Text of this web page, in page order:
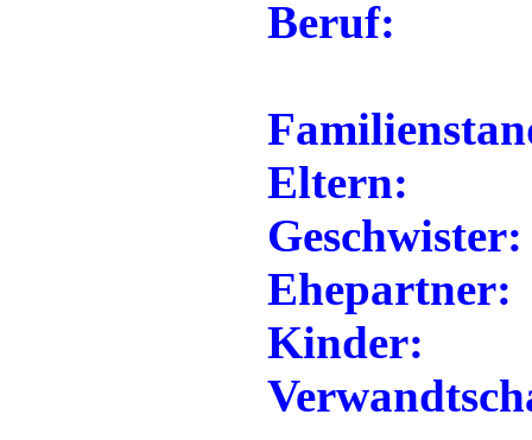
Beruf:
Eltern:
Geschwister:
Ehepartner:
Kinder: